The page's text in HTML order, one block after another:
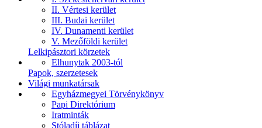
II. Vértesi kerület
III. Budai kerület
IV. Dunamenti kerület
V. Mezőföldi kerület
Lelkipásztori körzetek
Elhunytak 2003-tól
Papok, szerzetesek
Világi munkatársak
Egyházmegyei Törvénykönyv
Papi Direktórium
Iratminták
Stóladíj táblázat